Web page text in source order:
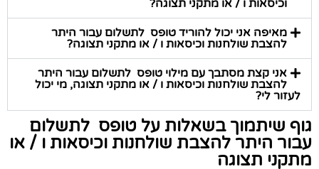
וכיסאות ו / או מתקני תצוגה​?
מאיפה אני יכול להוריד טופס ​​ לתשלום ​​עבור היתר
להצבת שולחנות וכיסאות ו / או מתקני תצוגה​?
אני קצת מסתבך עם מילוי טופס ​​ לתשלום ​​עבור היתר
להצבת שולחנות וכיסאות ו / או מתקני תצוגה​, מי יכול
לעזור לי?
גוף שיתמוך בשאלות על טופס ​​ לתשלום ​​
עבור היתר להצבת שולחנות וכיסאות ו / או
מתקני תצוגה​